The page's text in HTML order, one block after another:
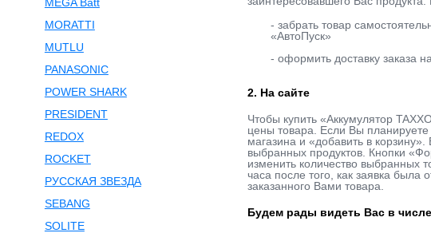
MORATTI
MUTLU
PANASONIC
POWER SHARK
PRESIDENT
REDOX
ROCKET
РУССКАЯ ЗВЕЗДА
SEBANG
SOLITE
- забрать товар
«АвтоПуск»
- оформить доставку заказа
2. На сайте
Чтобы купить «Аккумулятор
цены товара. Если Вы планируете
магазина и «добавить в
выбранных продуктов. Кнопки
изменить количество выбранных
часа после того, как заявка
заказанного Вами товара.
Будем рады видеть Вас в